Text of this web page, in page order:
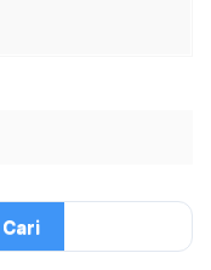
Anti Noise